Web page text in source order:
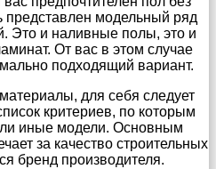
модельный ряд
Это и наливные полы, это и
От вас в этом случае
подходящий вариант.
для себя следует
критериев, по которым
иные модели. Основным
за качество строительных
бренд производителя.